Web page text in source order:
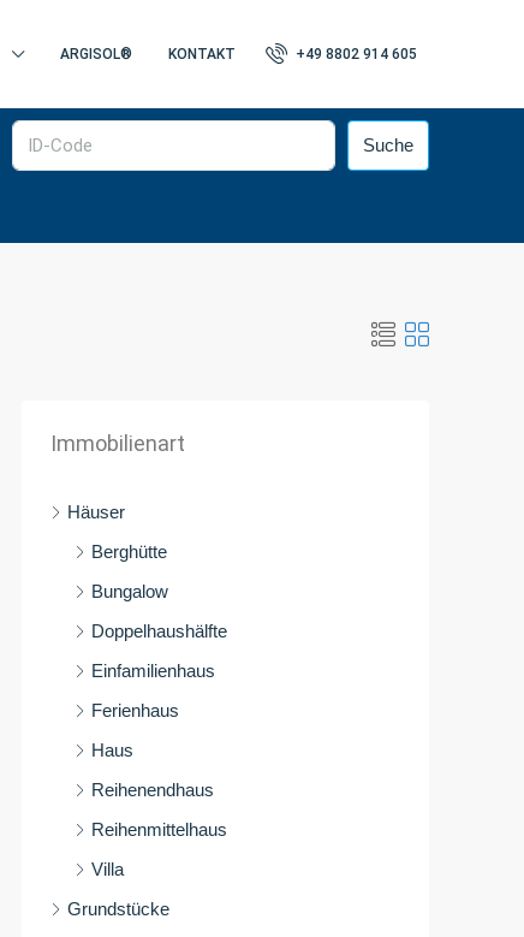
ARGISOL® KONTAKT +49 8802 914 605
Suche
Immobilienart
Häuser
Berghütte
Bungalow
Doppelhaushälfte
Einfamilienhaus
Ferienhaus
Haus
Reihenendhaus
Reihenmittelhaus
Villa
Grundstücke